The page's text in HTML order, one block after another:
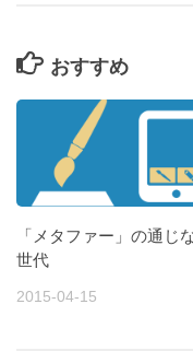
おすすめ
「メタファー」の通じ
世代
2015-04-15